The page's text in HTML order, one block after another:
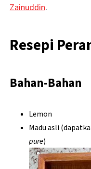
Zainuddin.
Resepi
Bahan-Bahan
Lemon
Madu asli
pure)